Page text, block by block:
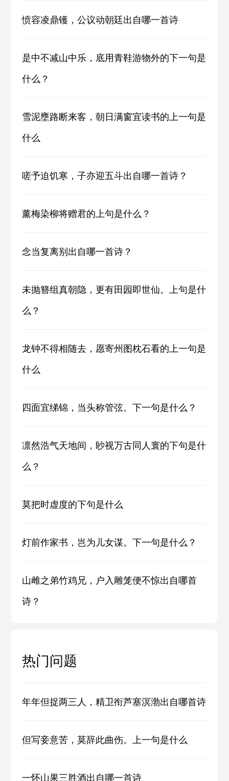
愤容凌鼎镬，公议动朝廷出自哪一首诗
是中不减山中乐，底用青鞋游物外的下一句是
什么？
雪泥壅路断来客，朝日满窗宜读书的上一句是
什么
嗟予迫饥寒，子亦迎五斗出自哪一首诗？
薰梅染柳将赠君的上句是什么？
念当复离别出自哪一首诗？
未抛簪组真朝隐，更有田园即世仙。上句是什
么？
龙钟不得相随去，愿寄州图枕石看的上一句是
什么
四面宜绨锦，当头称管弦。下一句是什么？
凛然浩气天地间，眇视万古同人寰的下句是什
么？
莫把时虚度的下句是什么
灯前作家书，岂为儿女谋。下一句是什么？
山雌之弟竹鸡兄，户入雕笼便不惊出自哪首
诗？
热门问题
年年但捉两三人，精卫衔芦塞溟渤出自哪首诗
但写妾意苦，莫辞此曲伤。上一句是什么
一怀山果三胜酒出自哪一首诗